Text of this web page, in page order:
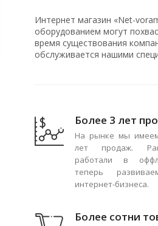
Интернет магазин «Net-
оборудованием могут
время существования
обслуживается нашими
Более 3 лет
На рынке мы
лет продаж.
работали в
теперь
интернет-бизнеса.
Более сотни